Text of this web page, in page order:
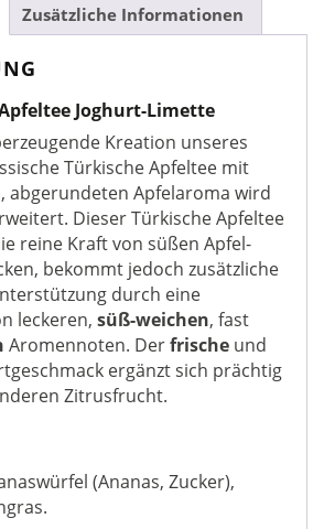
Zusätzliche Informationen
Joghurt-Limette
Kreation unseres
Türkische Apfeltee mit
abgerundeten Apfelaroma wird
Dieser Türkische Apfeltee
reine Kraft von süßen Apfel-
bekommt jedoch zusätzliche
durch eine
leckeren, süß-weichen, fast
Aromennoten. Derfrische und
ergänzt sich prächtig
Zitrusfrucht.
(Ananas, Zucker),